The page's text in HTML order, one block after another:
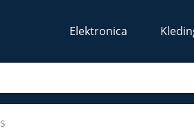
Elektronica
weerstanden - Hartslagmeter -